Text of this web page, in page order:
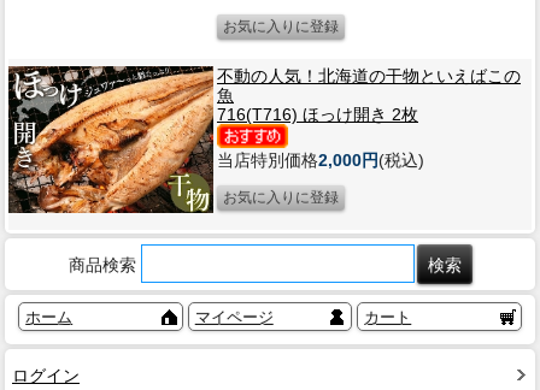
不動の人気！北海道の干物といえばこの
魚
716(T716) ほっけ開き 2枚
当店特別価格2,000円(税込)
商品検索
ホーム マイページ カート
ログイン